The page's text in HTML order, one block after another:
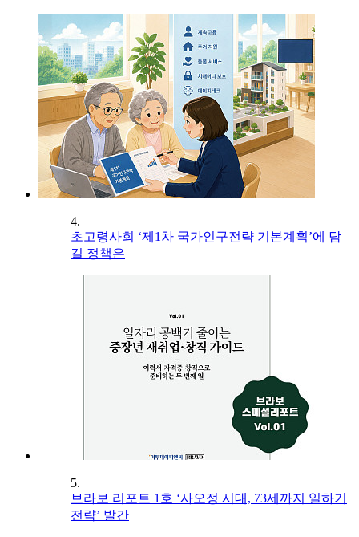
4.
초고령사회 ‘제1차 국가인구전략 기본계획’에 담
길 정책은
5.
브라보 리포트 1호 ‘사오정 시대, 73세까지 일하기
전략’ 발간